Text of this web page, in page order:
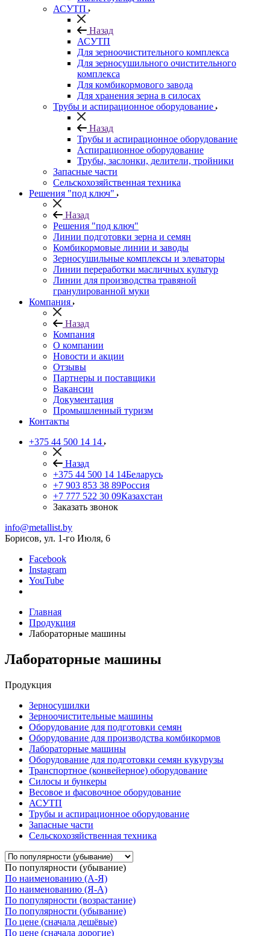
АСУТП
Назад
АСУТП
Для зерноочистительного комплекса
Для зерносушильного очистительного
комплекса
Для комбикормового завода
Для хранения зерна в силосах
Трубы и аспирационное оборудование
Назад
Трубы и аспирационное оборудование
Аспирационное оборудование
Трубы, заслонки, делители, тройники
Запасные части
Сельскохозяйственная техника
Решения "под ключ"
Назад
Решения "под ключ"
Линии подготовки зерна и семян
Комбикормовые линии и заводы
Зерносушильные комплексы и элеваторы
Линии переработки масличных культур
Линии для производства травяной
гранулированной муки
Компания
Назад
Компания
О компании
Новости и акции
Отзывы
Партнеры и поставщики
Вакансии
Документация
Промышленный туризм
Контакты
+375 44 500 14 14
Назад
+375 44 500 14 14Беларусь
+7 903 853 38 89Россия
+7 777 522 30 09Казахстан
Заказать звонок
info@metallist.by
Борисов, ул. 1-го Июля, 6
Facebook
Instagram
YouTube
Главная
Продукция
Лабораторные машины
Лабораторные машины
Продукция
Зерносушилки
Зерноочистительные машины
Оборудование для подготовки семян
Оборудование для производства комбикормов
Лабораторные машины
Оборудование для подготовки семян кукурузы
Транспортное (конвейерное) оборудование
Силосы и бункеры
Весовое и фасовочное оборудование
АСУТП
Трубы и аспирационное оборудование
Запасные части
Сельскохозяйственная техника
По популярности (убывание)
По наименованию (А-Я)
По наименованию (Я-А)
По популярности (возрастание)
По популярности (убывание)
По цене (сначала дешёвые)
По цене (сначала дорогие)